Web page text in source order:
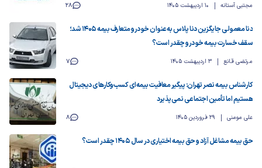
مجتبی آستانه 10 اردیبهشت 1405 28
دنا معمولی جایگزین دنا پلاس به‌عنوان خودرو متعارف بیمه ۱۴۰۵ شد؛
سقف خسارت بیمه خودرو چقدر است؟
مرتضی قانع 3 اردیبهشت 1405 7
کارشناس بیمه نصر تهران: پیگیر معافیت بیمه‌ای کسب‌وکارهای دیجیتال
هستیم اما تأمین اجتماعی نمی‌پذیرد
علی مومنی 29 فروردین 1405 8
حق بیمه مشاغل آزاد و حق بیمه اختیاری در سال ۱۴۰۵ چقدر است؟